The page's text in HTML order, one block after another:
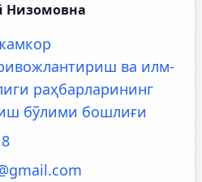
Низомовна
ва илм-
раҳбарларининг
бўлими бошлиғи